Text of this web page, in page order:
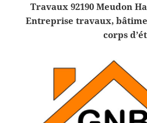
Travaux 92190 Meudon
Entreprise travaux,
corps